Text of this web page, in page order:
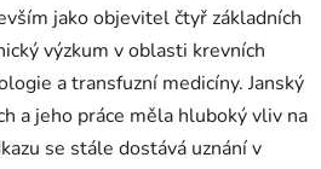
jako objevitel čtyř základních
výzkum v oblasti krevních
a transfuzní medicíny. Janský
a jeho práce měla hluboký vliv na
se stále dostává uznání v